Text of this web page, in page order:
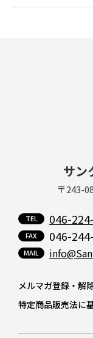
サン
〒243-
046-
046-
メルマガ登録・解
特定商品販売法に